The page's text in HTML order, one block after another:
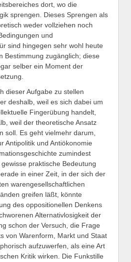
dort, wo die
sprengen. Dieses Sprengen als
weder vollziehen noch
und
sind hingegen sehr wohl heute
Bestimmung zugänglich; diese
selber ein Moment der
dieser Aufgabe zu stellen
deshalb, weil es sich dabei um
Fingerübung handelt,
weil der theoretische Ansatz
soll. Es geht vielmehr darum,
Antipolitik und Antiökonomie
zumindest
praktische Bedeutung
in einer Zeit, in der sich der
warengesellschaftlichen
greifen läßt, könnte
des oppositionellen Denkens
Alternativlosigkeit der
schon der Versuch, die Frage
von Warenform, Markt und Staat
aufzuwerfen, als eine Art
Kritik wirken. Die Funkstille